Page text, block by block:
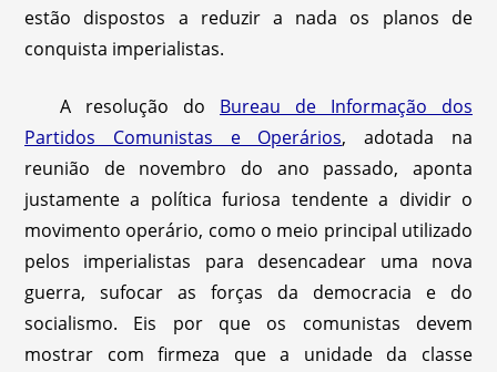
estão dispostos a reduzir a nada os planos de
conquista imperialistas.
A resolução do Bureau de Informação dos
Partidos Comunistas e Operários, adotada na
reunião de novembro do ano passado, aponta
justamente a política furiosa tendente a dividir o
movimento operário, como o meio principal utilizado
pelos imperialistas para desencadear uma nova
guerra, sufocar as forças da democracia e do
socialismo. Eis por que os comunistas devem
mostrar com firmeza que a unidade da classe